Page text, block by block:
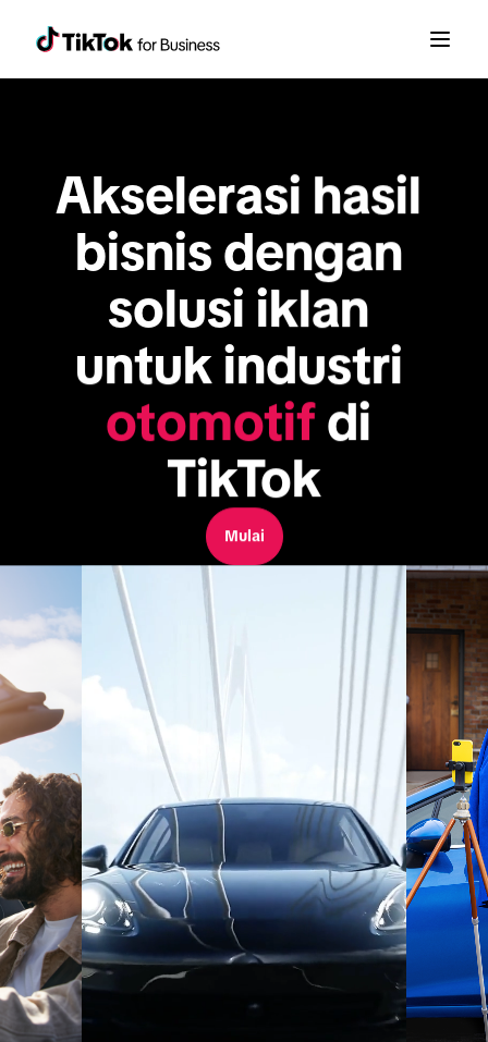
Akselerasi hasil
bisnis dengan
solusi iklan
otomotif di
TikTok
Mulai